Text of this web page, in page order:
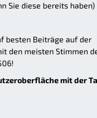
Sie diese bereits haben)
besten Beiträge auf der
den meisten Stimmen
mit der